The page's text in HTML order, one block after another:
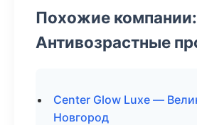
Похожие компании:
Антивозрастные
Center Glow Luxe —
Новгород